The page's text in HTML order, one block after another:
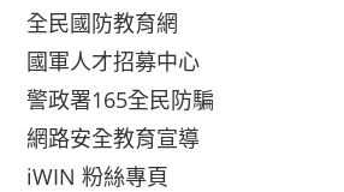
全民國防教育網
國軍人才招募中心
警政署165全民防騙
網路安全教育宣導
iWIN 粉絲專頁